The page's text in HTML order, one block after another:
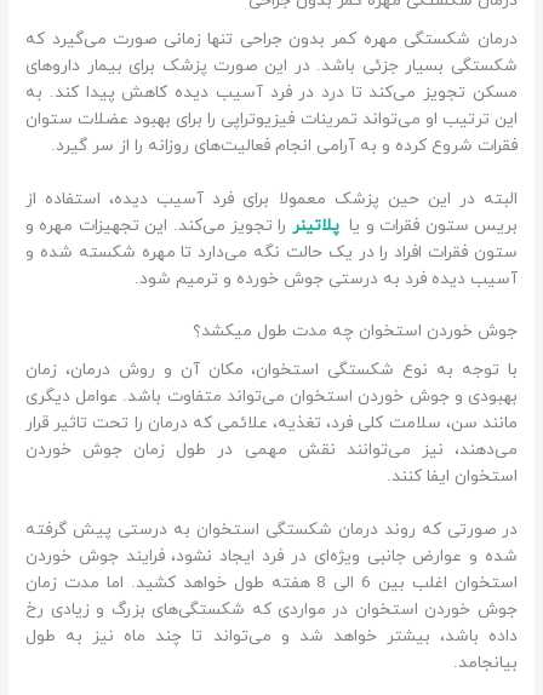
درمان شکستگی مهره کمر بدون جراحی تنها زمانی صورت می‌گیرد که
شکستگی بسیار جزئی باشد. در این صورت پزشک برای بیمار داروهای
مسکن تجویز می‌کند تا درد در فرد آسیب دیده کاهش پیدا کند. به
این ترتیب او می‌تواند تمرینات فیزیوتراپی را برای بهبود عضلات ستوان
فقرات شروع کرده و به آرامی انجام فعالیت‌های روزانه را از سر گیرد.
البته در این حین پزشک معمولا برای فرد آسیب دیده، استفاده از
بریس ستون فقرات و یا پلاتینر را تجویز می‌کند. این تجهیزات مهره و
ستون فقرات افراد را در یک حالت نگه می‌دارد تا مهره شکسته شده و
آسیب دیده فرد به درستی جوش خورده و ترمیم شود.
جوش خوردن استخوان چه مدت طول میکشد؟
با توجه به نوع شکستگی استخوان، مکان آن و روش درمان، زمان
بهبودی و جوش خوردن استخوان می‌تواند متفاوت باشد. عوامل دیگری
مانند سن، سلامت کلی فرد، تغذیه، علائمی که درمان را تحت تاثیر قرار
می‌دهند، نیز می‌توانند نقش مهمی در طول زمان جوش خوردن
استخوان ایفا کنند.
در صورتی که روند درمان شکستگی استخوان به درستی پیش گرفته
شده و عوارض جانبی ویژه‌ای در فرد ایجاد نشود، فرایند جوش خوردن
استخوان اغلب بین 6 الی 8 هفته طول خواهد کشید. اما مدت زمان
جوش خوردن استخوان در مواردی که شکستگی‌های بزرگ و زیادی رخ
داده باشد، بیشتر خواهد شد و می‌تواند تا چند ماه نیز به طول
بیانجامد.